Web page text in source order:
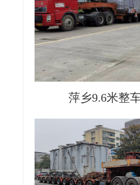
萍乡9.6米整